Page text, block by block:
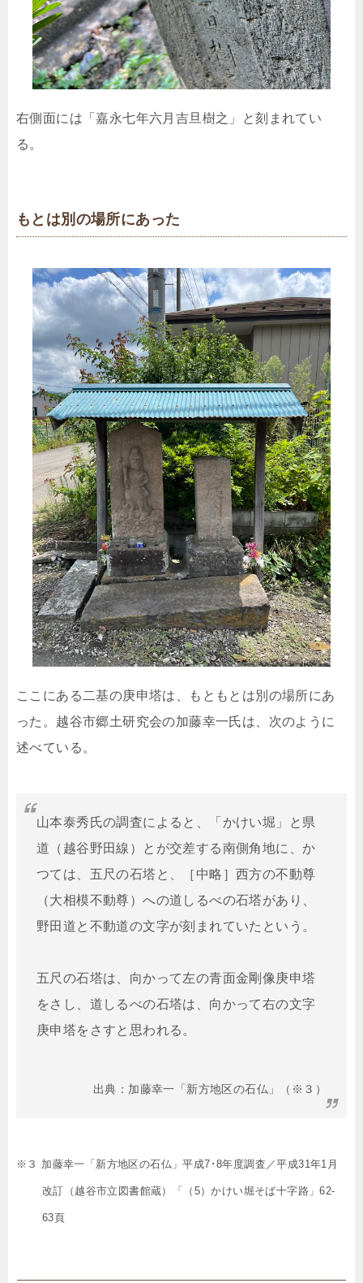
右側面には「嘉永七年六月吉旦樹之」と刻まれてい
る。
もとは別の場所にあった
ここにある二基の庚申塔は、もともとは別の場所にあ
った。越谷市郷土研究会の加藤幸一氏は、次のように
述べている。
山本泰秀氏の調査によると、「かけい堀」と県
道（越谷野田線）とが交差する南側角地に、か
つては、五尺の石塔と、［中略］西方の不動尊
（大相模不動尊）への道しるべの石塔があり、
野田道と不動道の文字が刻まれていたという。
五尺の石塔は、向かって左の青面金剛像庚申塔
をさし、道しるべの石塔は、向かって右の文字
庚申塔をさすと思われる。
出典：加藤幸一「新方地区の石仏」（※３）
※３ 加藤幸一「新方地区の石仏」平成7･8年度調査／平成31年1月
改訂（越谷市立図書館蔵）「（5）かけい堀そば十字路」62-
63頁